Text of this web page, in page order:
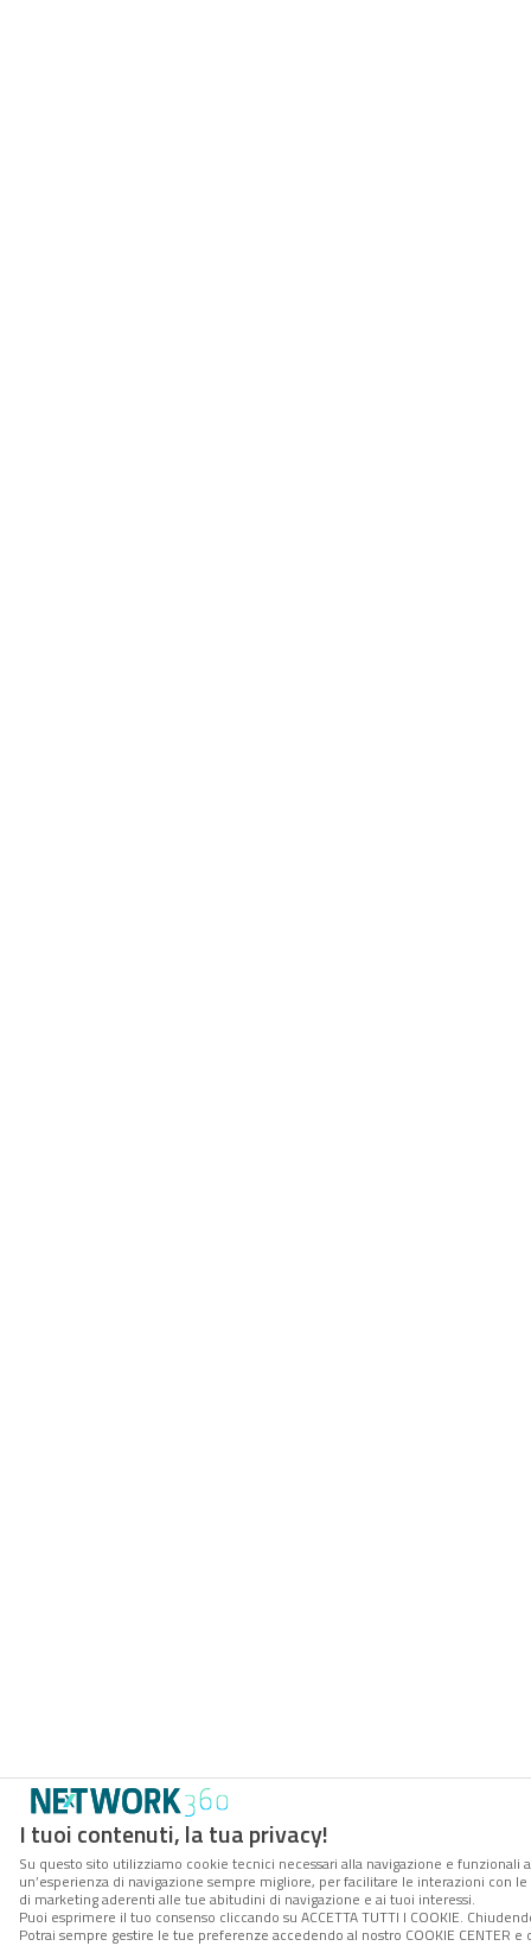
I tuoi contenuti, la tua privacy!
Su questo sito utilizziamo cookie tecnici necessari alla navigazione e
un’esperienza di navigazione sempre migliore, per facilitare le interazioni con
di marketing aderenti alle tue abitudini di navigazione e ai tuoi interessi.
Puoi esprimere il tuo consenso cliccando su ACCETTA TUTTI I COOKIE.
Potrai sempre gestire le tue preferenze accedendo al nostro COOKIE